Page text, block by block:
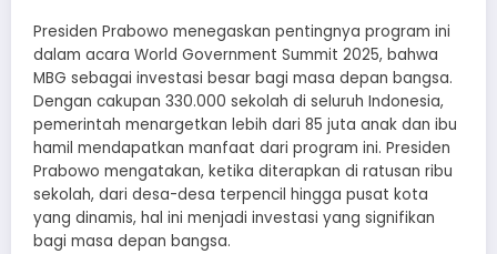
Presiden Prabowo menegaskan pentingnya program ini
dalam acara World Government Summit 2025, bahwa
MBG sebagai investasi besar bagi masa depan bangsa.
Dengan cakupan 330.000 sekolah di seluruh Indonesia,
pemerintah menargetkan lebih dari 85 juta anak dan ibu
hamil mendapatkan manfaat dari program ini. Presiden
Prabowo mengatakan, ketika diterapkan di ratusan ribu
sekolah, dari desa-desa terpencil hingga pusat kota
yang dinamis, hal ini menjadi investasi yang signifikan
bagi masa depan bangsa.